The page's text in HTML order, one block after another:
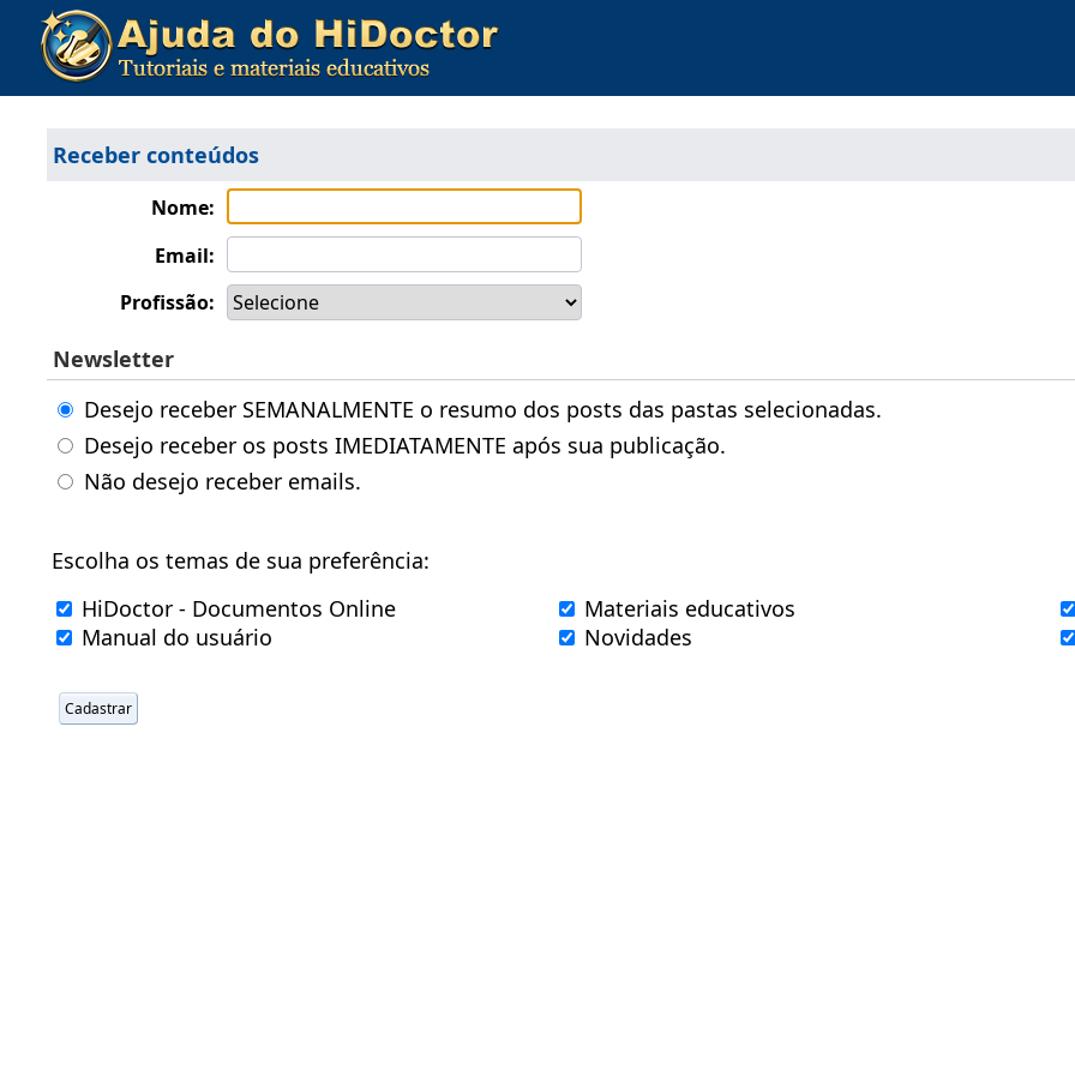
Receber conteúdos
Nome:
Email:
Profissão:
Newsletter
Desejo receber SEMANALMENTE o resumo dos posts das pastas selecionadas.
Desejo receber os posts IMEDIATAMENTE após sua publicação.
Não desejo receber emails.
Escolha os temas de sua preferência:
HiDoctor - Documentos Online
Manual do usuário
Materiais educativos
Novidades